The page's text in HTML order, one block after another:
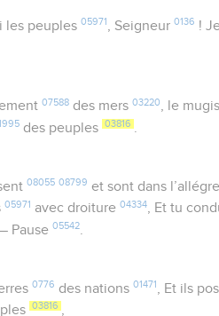
les peuples 05971 , Seigneur 0136 !
07588des mers 03220, le
des peuples 03816
08055 08799 et sont dans
05971 avec droiture04334, Et tu
— Pause05542
0776 des nations 01471 , Et ils
03816 ,